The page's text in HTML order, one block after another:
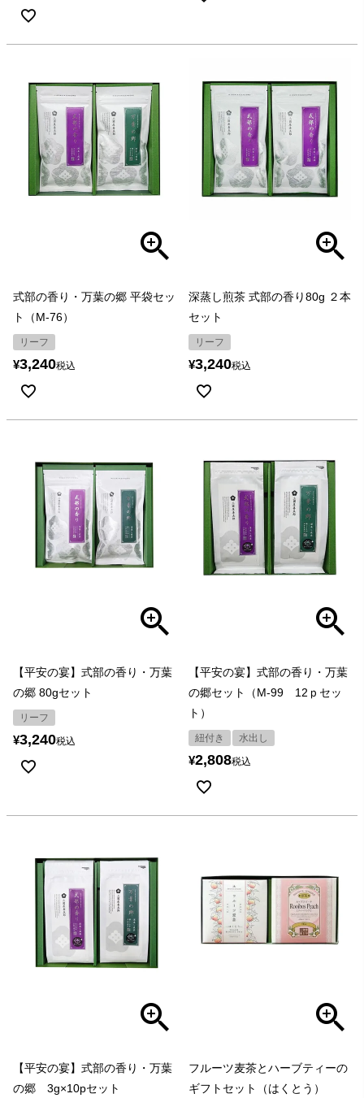
式部の香り・万葉の郷 平袋セッ
ト（M-76）
リーフ
¥3,240税込
深蒸し煎茶 式部の香り80g ２本
セット
リーフ
¥3,240税込
【平安の宴】式部の香り・万葉
の郷 80gセット
リーフ
¥3,240税込
【平安の宴】式部の香り・万葉
の郷セット（M-99 12ｐセッ
ト）
紐付き 水出し
¥2,808税込
【平安の宴】式部の香り・万葉
の郷 3g×10pセット
フルーツ麦茶とハーブティーの
ギフトセット（はくとう）